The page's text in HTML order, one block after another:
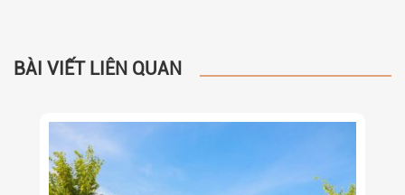
BÀI VIẾT LIÊN QUAN